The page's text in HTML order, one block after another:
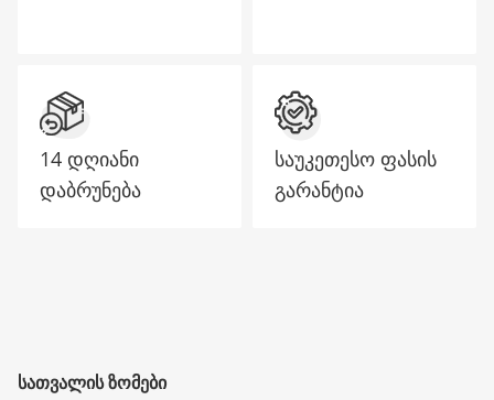
14 დღიანი
დაბრუნება
საუკეთესო ფასის
გარანტია
ᲡᲐᲗᲕᲐᲚᲘᲡ ᲖᲝᲛᲔᲑᲘ